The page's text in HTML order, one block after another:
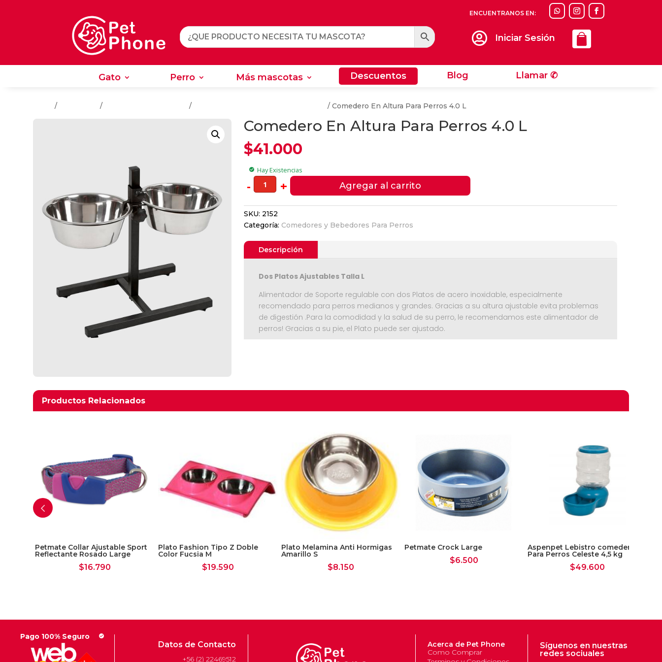
ENCUENTRANOS EN:
 Iniciar Sesión
Gato Perro Más mascotas Descuentos Blog Llamar ✆
Llamar ✆
Seguir Comprando
/ / / / Comedero En Altura Para Perros 4.0 L
Comedero En Altura Para Perros 4.0 L
$41.000
check_circle Hay Existencias
- Comedero
En
Altura
Para
Perros
cantidad
+ Agregar al carrito
SKU: 2152
Categoría: Comedores y Bebedores Para Perros
Descripción
Dos Platos Ajustables Talla L
Alimentador de Soporte regulable con dos Platos de acero inoxidable, especialmente
recomendado para perros medianos y grandes. Gracias a su altura ajustable evita problemas
de digestión .Para la comodidad y la salud de su perro, le recomendamos este alimentador de
perros! Gracias a su pie, el Plato puede ser ajustado.
Productos Relacionados
Productos relacionados
Petmate Collar Ajustable Sport
Reflectante Rosado Large
$16.790
Plato Fashion Tipo Z Doble
Color Fucsia M
$19.590
Plato Melamina Anti Hormigas
Amarillo S
$8.150
Petmate Crock Large
$6.500
Aspenpet Lebistro comedero
Para Perros Celeste 4,5 kg
$49.600
Pago 100% Seguro check_circle
Datos de Contacto
+56 (2) 22469512
Acerca de Pet Phone
Como Comprar
Síguenos en nuestras
redes sociuales